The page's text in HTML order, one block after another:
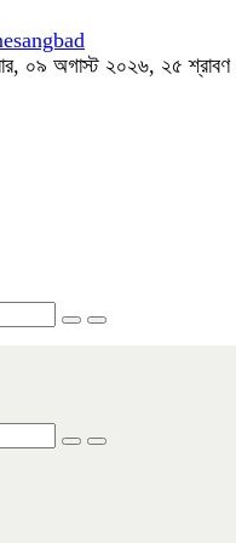
০৯ অগাস্ট ২০২৬, ২৫ শ্রাবণ